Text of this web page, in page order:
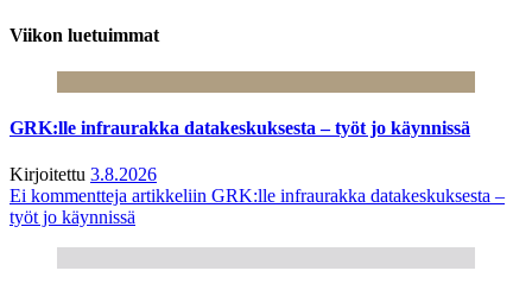
Viikon luetuimmat
GRK:lle infraurakka datakeskuksesta – työt jo käynnissä
Kirjoitettu 3.8.2026
Ei kommentteja artikkeliin GRK:lle infraurakka datakeskuksesta –
työt jo käynnissä